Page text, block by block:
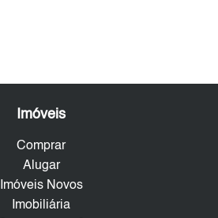
Imóveis
Comprar
Alugar
Imóveis Novos
Imobiliária